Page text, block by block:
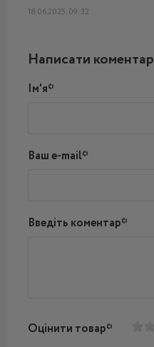
18.06.2025, 09:32
Написати коментар
Ім'я*
Ваш e-mail*
Введіть коментар*
Оцінити товар*